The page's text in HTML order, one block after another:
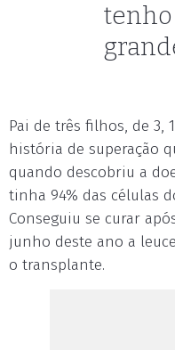
Pai de três filhos, de 3,
história de superação
quando descobriu a
tinha 94% das células
Conseguiu se curar
junho deste ano a
o transplante.